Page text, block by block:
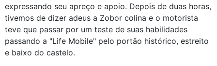
expressando seu apreço e apoio. Depois de duas horas,
tivemos de dizer adeus a Zobor colina e o motorista
teve que passar por um teste de suas habilidades
passando a "Life Mobile" pelo portão histórico, estreito
e baixo do castelo.